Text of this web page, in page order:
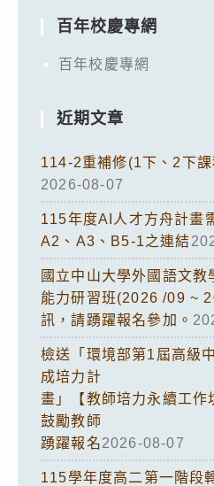
百年校慶專網
百年校慶專網
近期文章
114-2重補修(1下、2下
2026-08-07
115年度AI人才方舟計畫
A2、A3、B5-1之連結
國立中山大學外國語文
能力研習班(2026 /09 ~
訊，請踴躍報名參加。
檢送「環境部第1屆高級
成培力計
畫」【教師培力永續工作
鼓勵教師
踴躍報名2026-08-07
115學年度高二第一階段